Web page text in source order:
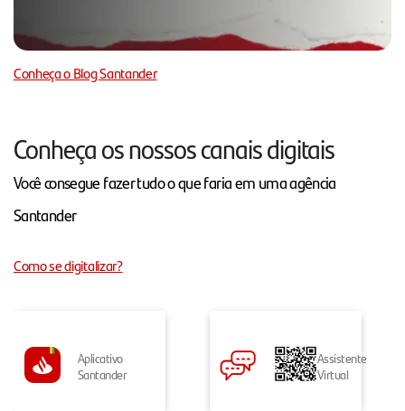
Conheça o Blog Santander
Conheça os nossos canais digitais
Você consegue fazer tudo o que faria em uma agência
Santander
Como se digitalizar?
Aplicativo
Santander
Assistente
Virtual